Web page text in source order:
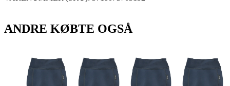
ANDRE KØBTE OGSÅ